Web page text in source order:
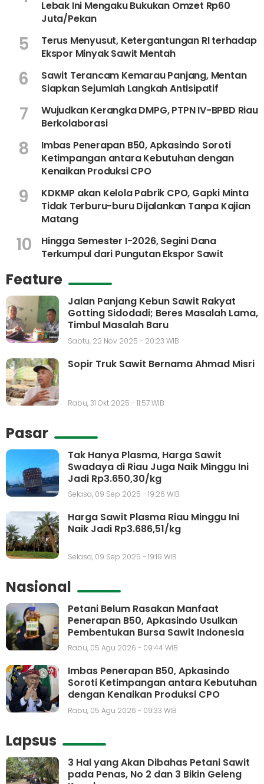
Lebak Ini Mengaku Bukukan Omzet Rp60
Juta/Pekan
5
Terus Menyusut, Ketergantungan RI terhadap
Ekspor Minyak Sawit Mentah
6
Sawit Terancam Kemarau Panjang, Mentan
Siapkan Sejumlah Langkah Antisipatif
7
Wujudkan Kerangka DMPG, PTPN IV-BPBD Riau
Berkolaborasi
8
Imbas Penerapan B50, Apkasindo Soroti
Ketimpangan antara Kebutuhan dengan
Kenaikan Produksi CPO
9
KDKMP akan Kelola Pabrik CPO, Gapki Minta
Tidak Terburu-buru Dijalankan Tanpa Kajian
Matang
10
Hingga Semester I-2026, Segini Dana
Terkumpul dari Pungutan Ekspor Sawit
Feature
Jalan Panjang Kebun Sawit Rakyat
Gotting Sidodadi; Beres Masalah Lama,
Timbul Masalah Baru
Sabtu, 22 Nov 2025 - 20:23 WIB
Sopir Truk Sawit Bernama Ahmad Misri
Rabu, 31 Okt 2025 - 11:57 WIB
Pasar
Tak Hanya Plasma, Harga Sawit
Swadaya di Riau Juga Naik Minggu Ini
Jadi Rp3.650,30/kg
Selasa, 09 Sep 2025 - 19:26 WIB
Harga Sawit Plasma Riau Minggu Ini
Naik Jadi Rp3.686,51/kg
Selasa, 09 Sep 2025 - 19:19 WIB
Nasional
Petani Belum Rasakan Manfaat
Penerapan B50, Apkasindo Usulkan
Pembentukan Bursa Sawit Indonesia
Rabu, 05 Agu 2026 - 09:44 WIB
Imbas Penerapan B50, Apkasindo
Soroti Ketimpangan antara Kebutuhan
dengan Kenaikan Produksi CPO
Rabu, 05 Agu 2026 - 09:33 WIB
Lapsus
3 Hal yang Akan Dibahas Petani Sawit
pada Penas, No 2 dan 3 Bikin Geleng